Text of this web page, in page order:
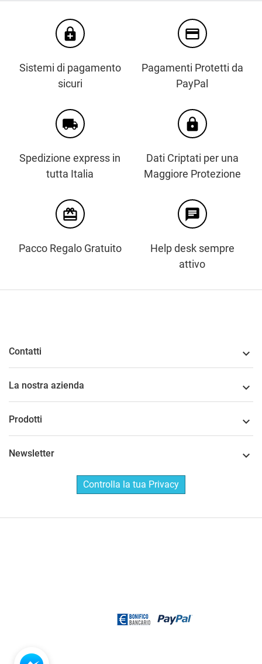
enhanced_encryption
Sistemi di pagamento
sicuri
credit_card
Pagamenti Protetti da
PayPal
local_shipping
Spedizione express in
tutta Italia
https
Dati Criptati per una
Maggiore Protezione
card_giftcard
Pacco Regalo Gratuito
chat
Help desk sempre
attivo
Contatti 
La nostra azienda 
Prodotti 
Newsletter 
Controlla la tua Privacy